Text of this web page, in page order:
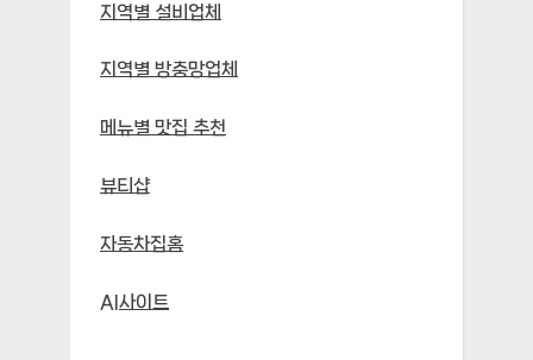
지역별 설비업체
지역별 방충망업체
메뉴별 맛집 추천
뷰티샵
자동차집홈
AI사이트